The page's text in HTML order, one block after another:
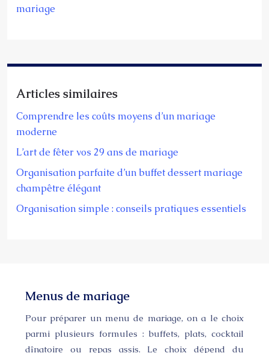
mariage
Articles similaires
Comprendre les coûts moyens d’un mariage
moderne
L’art de fêter vos 29 ans de mariage
Organisation parfaite d’un buffet dessert mariage
champêtre élégant
Organisation simple : conseils pratiques essentiels
Menus de mariage
Pour préparer un menu de mariage, on a le choix
parmi plusieurs formules : buffets, plats, cocktail
dînatoire ou repas assis. Le choix dépend du